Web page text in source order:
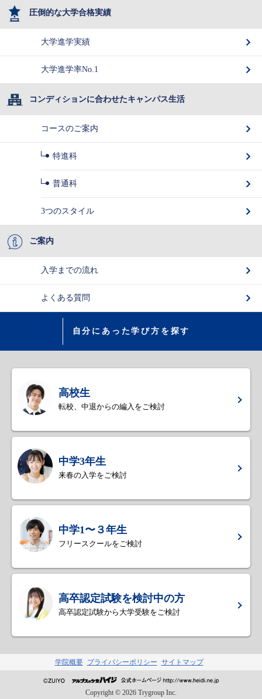
圧倒的な大学合格実績
大学進学実績
大学進学率No.1
コンディションに合わせたキャンパス生活
コースのご案内
特進科
普通科
3つのスタイル
ご案内
入学までの流れ
よくある質問
自分にあった学び方を探す
高校生
転校、中退からの編入をご検討
中学3年生
来春の入学をご検討
中学1〜３年生
フリースクールをご検討
高卒認定試験を検討中の方
高卒認定試験から大学受験をご検討
学院概要 プライバシーポリシー サイトマップ
Copyright © 2026 Trygroup Inc.